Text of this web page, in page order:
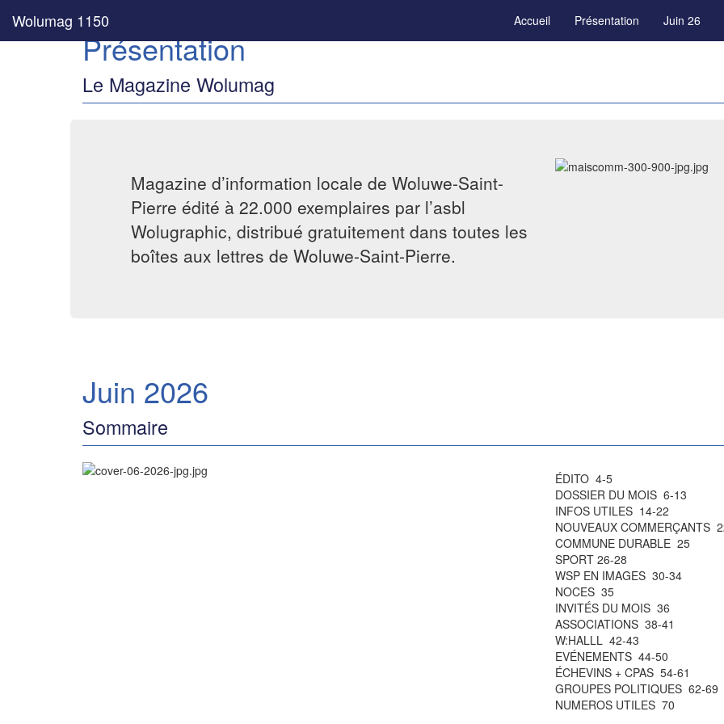
Wolumag 1150 Accueil Présentation Juin 26
Présentation
Le Magazine Wolumag
Magazine d’information locale de Woluwe-Saint-
Pierre édité à 22.000 exemplaires par l’asbl
Wolugraphic, distribué gratuitement dans toutes les
boîtes aux lettres de Woluwe-Saint-Pierre.
Juin 2026
Sommaire
ÉDITO 4-5
DOSSIER DU MOIS 6-13
INFOS UTILES 14-22
NOUVEAUX COMMERÇANTS
COMMUNE DURABLE 25
SPORT 26-28
WSP EN IMAGES 30-34
NOCES 35
INVITÉS DU MOIS 36
ASSOCIATIONS 38-41
W:HALLL 42-43
EVÉNEMENTS 44-50
ÉCHEVINS + CPAS 54-61
GROUPES POLITIQUES 62-69
NUMEROS UTILES 70